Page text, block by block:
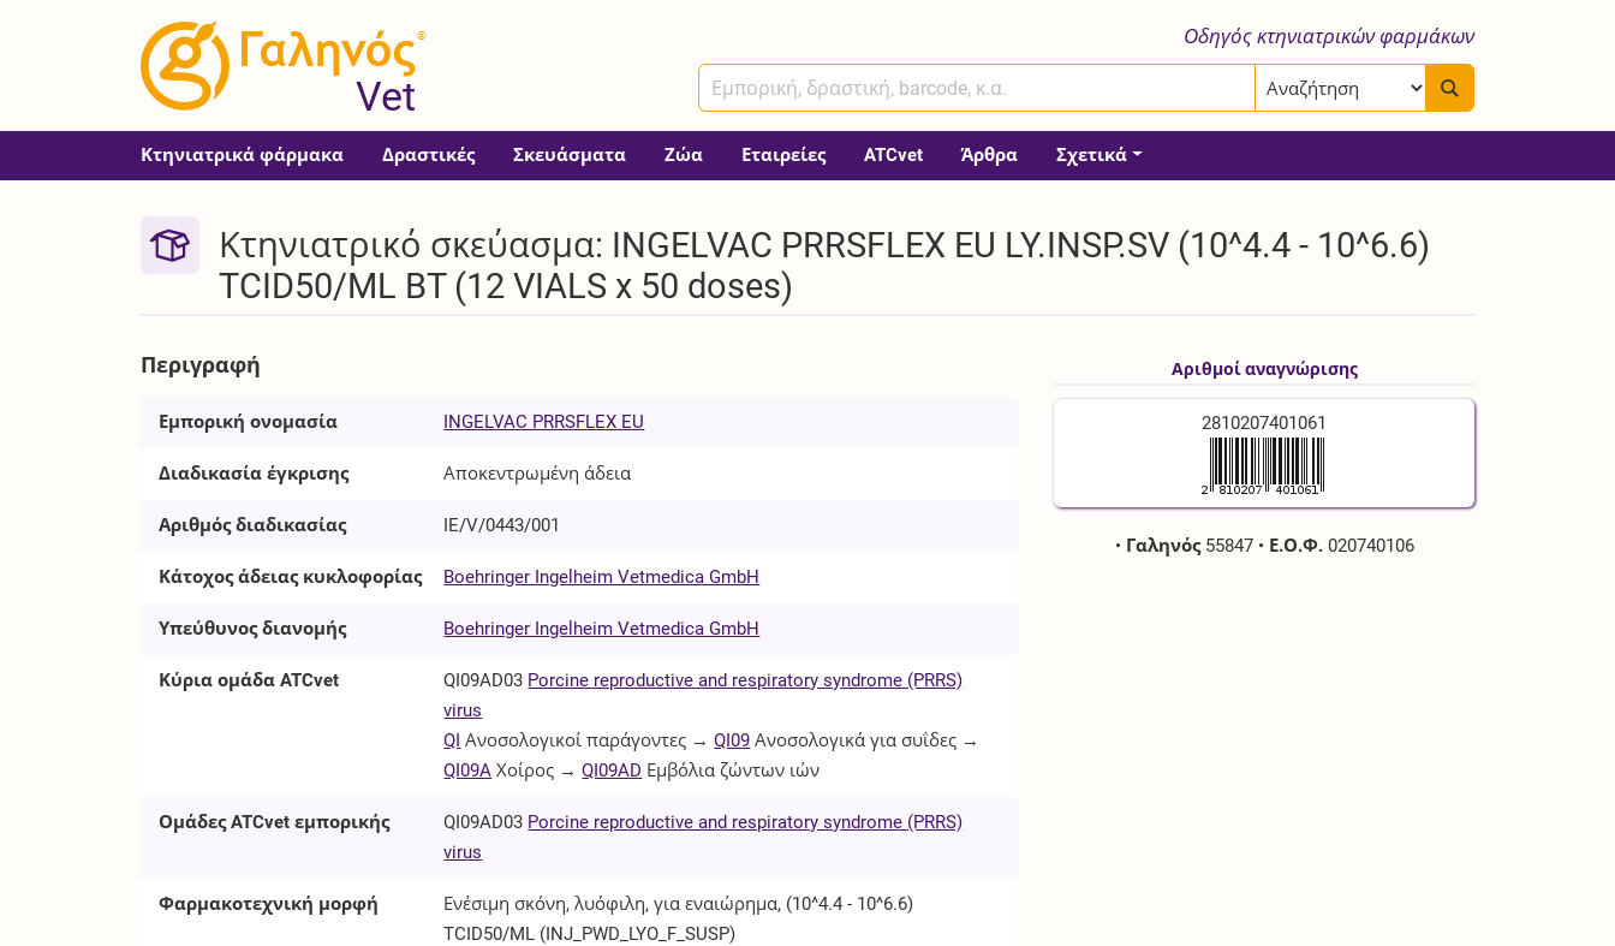
®
Vet
Οδηγός κτηνιατρικών φαρμάκων
Κτηνιατρικά φάρμακα Δραστικές Σκευάσματα Ζώα Εταιρείες ATCvet Άρθρα Σχετικά
Κτηνιατρικό σκεύασμα: INGELVAC PRRSFLEX EU LY.INSP.SV (10^4.4 - 10^6.6)
TCID50/ML BT (12 VIALS x 50 doses)
Περιγραφή
Εμπορική ονομασία INGELVAC PRRSFLEX EU
Διαδικασία έγκρισης Αποκεντρωμένη άδεια
Αριθμός διαδικασίας IE/V/0443/001
Κάτοχος άδειας κυκλοφορίας Boehringer Ingelheim Vetmedica GmbH
Υπεύθυνος διανομής Boehringer Ingelheim Vetmedica GmbH
Κύρια ομάδα ATCvet QI09AD03 Porcine reproductive and respiratory syndrome (PRRS)
virus
QI Ανοσολογικοί παράγοντες →QI09 Ανοσολογικά για συΐδες →
QI09A Χοίρος →QI09AD Εμβόλια ζώντων ιών
Ομάδες ATCvet εμπορικής QI09AD03 Porcine reproductive and respiratory syndrome (PRRS)
virus
Φαρμακοτεχνική μορφή
Ενέσιμη σκόνη, λυόφιλη, για εναιώρημα, (10^4.4 - 10^6.6)
TCID50/ML (INJ_PWD_LYO_F_SUSP)
Αριθμοί αναγνώρισης
2810207401061
• Γαληνός55847 • Ε.Ο.Φ.020740106